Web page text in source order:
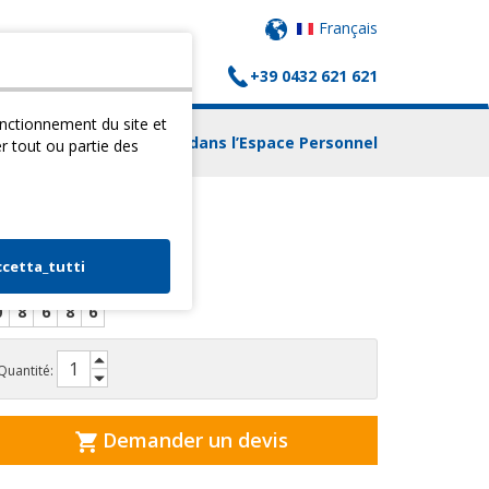
Français
+39 0432 621 621
Login dans l’Espace Personnel
AF
8 6 8 6
Demander un devis
du site et
tout ou partie des